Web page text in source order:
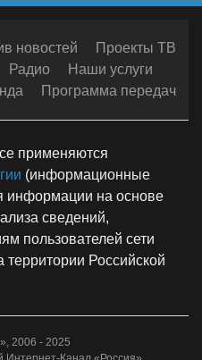
новостей
Проекты ТВ
Радио
Наши услуги
Программа передач
применяются
(информационные
информации на основе
сведений,
пользователей сети
Российской
2006 - 2025